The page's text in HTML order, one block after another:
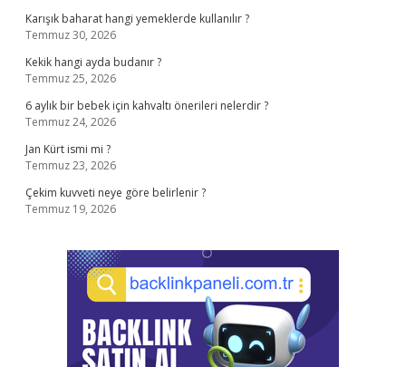
Karışık baharat hangi yemeklerde kullanılır ?
Temmuz 30, 2026
Kekik hangi ayda budanır ?
Temmuz 25, 2026
6 aylık bir bebek için kahvaltı önerileri nelerdir ?
Temmuz 24, 2026
Jan Kürt ismi mi ?
Temmuz 23, 2026
Çekim kuvveti neye göre belirlenir ?
Temmuz 19, 2026